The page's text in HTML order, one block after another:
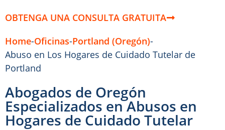
OBTENGA UNA CONSULTA GRATUITA
Home-Oficinas-Portland (Oregón)-
Abuso en Los Hogares de Cuidado Tutelar de
Portland
Abogados de Oregón
Especializados en Abusos en
Hogares de Cuidado Tutelar